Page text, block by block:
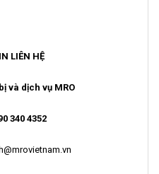
LIÊN HỆ
và dịch vụ MRO
340 4352